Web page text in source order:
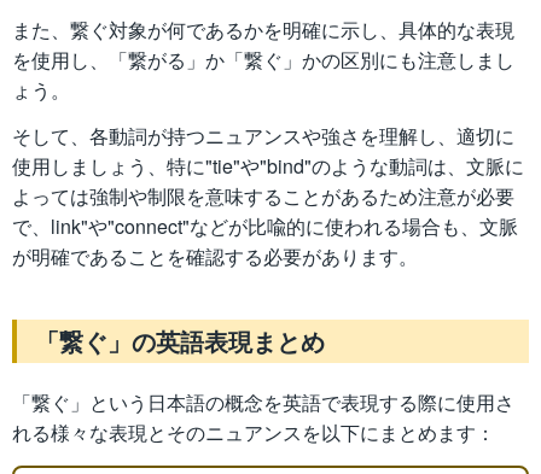
また、繋ぐ対象が何であるかを明確に示し、具体的な表現
を使用し、「繋がる」か「繋ぐ」かの区別にも注意しまし
ょう。
そして、各動詞が持つニュアンスや強さを理解し、適切に
使用しましょう、特に"tie"や"bind"のような動詞は、文脈に
よっては強制や制限を意味することがあるため注意が必要
で、link"や"connect"などが比喩的に使われる場合も、文脈
が明確であることを確認する必要があります。
「繋ぐ」の英語表現まとめ
「繋ぐ」という日本語の概念を英語で表現する際に使用さ
れる様々な表現とそのニュアンスを以下にまとめます：